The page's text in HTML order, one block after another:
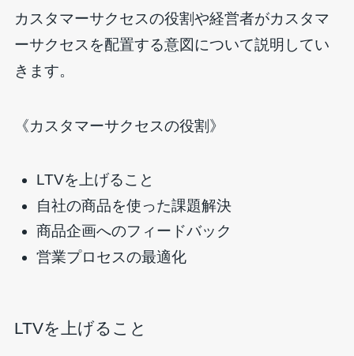
カスタマーサクセスの役割や経営者がカスタマ
ーサクセスを配置する意図について説明してい
きます。
《カスタマーサクセスの役割》
LTVを上げること
自社の商品を使った課題解決
商品企画へのフィードバック
営業プロセスの最適化
LTVを上げること